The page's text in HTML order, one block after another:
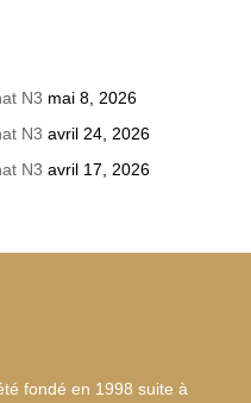
N3 mai 8, 2026
N3 avril 24, 2026
N3 avril 17, 2026
fondé en 1998 suite à